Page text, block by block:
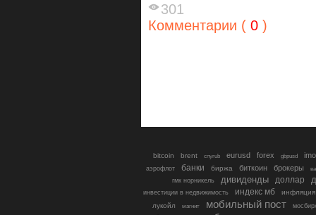
301
Комментарии ( 0 )
bitcoin brent cnyrub eurusd forex gbpusd
аэрофлот банки биржа биткоин брокеры
гмк норникель
дивиденды доллар
инвестиции в недвижимость индекс мб
инфляция
лукойл
магнит мобильный пост